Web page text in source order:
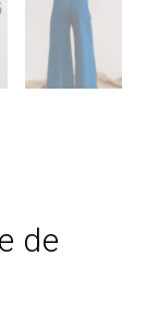
de